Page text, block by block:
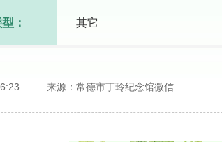
： 其它
来源：常德市丁玲纪念馆微信